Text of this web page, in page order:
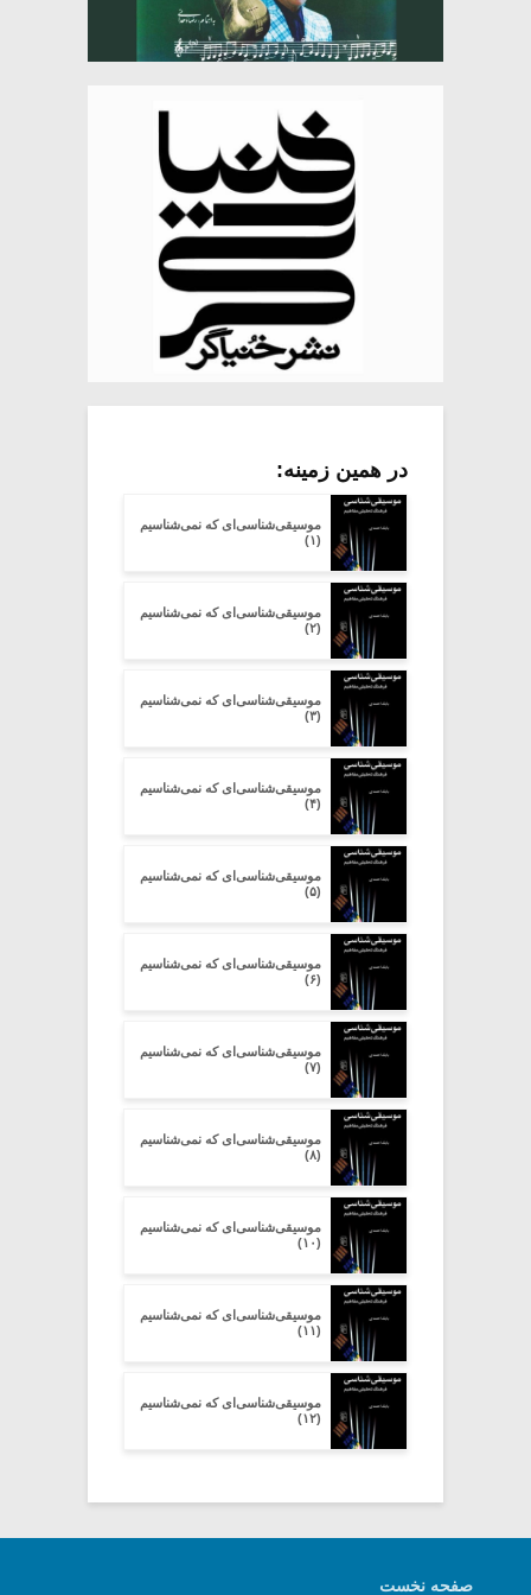
در همین زمینه:
موسیقی‌شناسی‌ای که نمی‌شناسیم
(۱)
موسیقی‌شناسی‌ای که نمی‌شناسیم
(۲)
موسیقی‌شناسی‌ای که نمی‌شناسیم
(۳)
موسیقی‌شناسی‌ای که نمی‌شناسیم
(۴)
موسیقی‌شناسی‌ای که نمی‌شناسیم
(۵)
موسیقی‌شناسی‌ای که نمی‌شناسیم
(۶)
موسیقی‌شناسی‌ای که نمی‌شناسیم
(۷)
موسیقی‌شناسی‌ای که نمی‌شناسیم
(۸)
موسیقی‌شناسی‌ای که نمی‌شناسیم
(۱۰)
موسیقی‌شناسی‌ای که نمی‌شناسیم
(۱۱)
موسیقی‌شناسی‌ای که نمی‌شناسیم
(۱۲)
صفحه نخست